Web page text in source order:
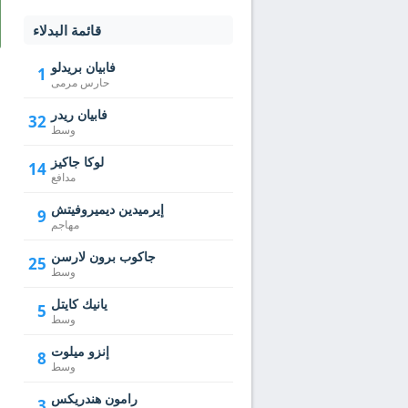
قائمة البدلاء
1 فابيان بريدلو
حارس مرمى
32 فابيان ريدر
وسط
14 لوكا جاكيز
مدافع
9 إيرميدين ديميروفيتش
مهاجم
25 جاكوب برون لارسن
وسط
5 يانيك كايتل
وسط
8 إنزو ميلوت
وسط
رامون هندريكس